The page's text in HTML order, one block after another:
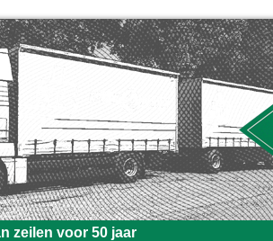
zeilen voor 50 jaar